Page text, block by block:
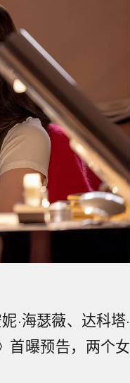
·海瑟薇、达科塔·
首曝预告，两个女